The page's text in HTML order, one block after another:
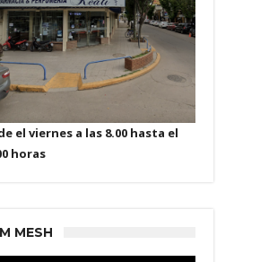
el viernes a las 8.00 hasta el
horas
MESH